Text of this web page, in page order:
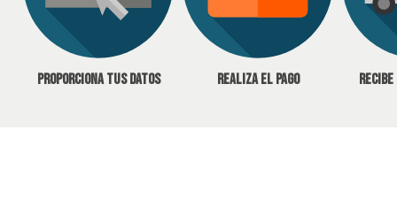
Proporciona tus datos Realiza el pago